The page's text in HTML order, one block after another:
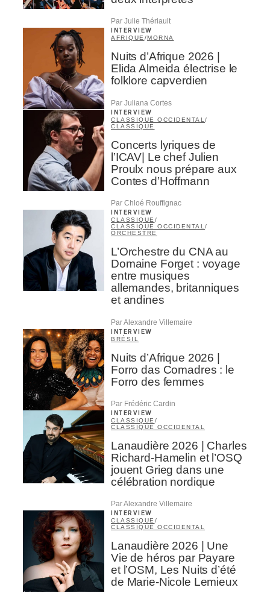
Par Julie Thériault
INTERVIEW
AFRIQUE/MORNA
Nuits d’Afrique 2026 |
Elida Almeida électrise le
folklore capverdien
Par Juliana Cortes
INTERVIEW
CLASSIQUE OCCIDENTAL /
CLASSIQUE
Concerts lyriques de
l’ICAV| Le chef Julien
Proulx nous prépare aux
Contes d’Hoffmann
Par Chloé Rouffignac
INTERVIEW
CLASSIQUE /
CLASSIQUE OCCIDENTAL /
ORCHESTRE
L’Orchestre du CNA au
Domaine Forget : voyage
entre musiques
allemandes, britanniques
et andines
Par Alexandre Villemaire
INTERVIEW
BRÉSIL
Nuits d’Afrique 2026 |
Forro das Comadres : le
Forro des femmes
Par Frédéric Cardin
INTERVIEW
CLASSIQUE /
CLASSIQUE OCCIDENTAL
Lanaudière 2026 | Charles
Richard-Hamelin et l’OSQ
jouent Grieg dans une
célébration nordique
Par Alexandre Villemaire
INTERVIEW
CLASSIQUE/
CLASSIQUE OCCIDENTAL
Lanaudière 2026 | Une
Vie de héros par Payare
et l’OSM, Les Nuits d’été
de Marie-Nicole Lemieux